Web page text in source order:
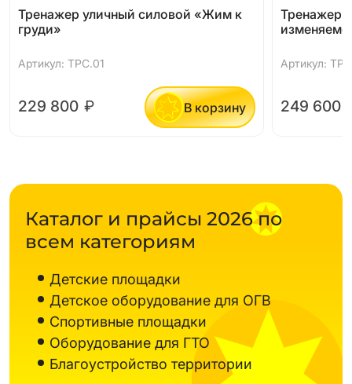
Тренажер уличный силовой «Жим к
груди»
Артикул: ТРC.01
229 800 ₽ В корзину
Тренажер
Артикул:
249 600
Каталог и прайсы 2026 по
всем категориям
Детские площадки
Детское оборудование для ОГВ
Спортивные площадки
Оборудование для ГТО
Благоустройство территории